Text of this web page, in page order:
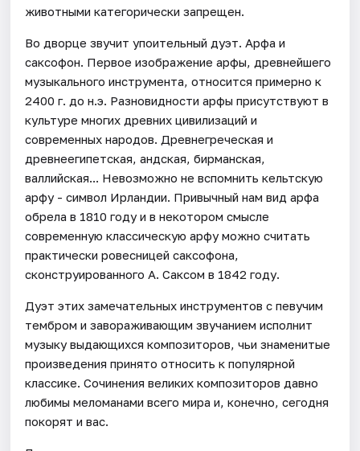
животными категорически запрещен.
Во дворце звучит упоительный дуэт. Арфа и
саксофон. Первое изображение арфы, древнейшего
музыкального инструмента, относится примерно к
2400 г. до н.э. Разновидности арфы присутствуют в
культуре многих древних цивилизаций и
современных народов. Древнегреческая и
древнеегипетская, андская, бирманская,
валлийская... Невозможно не вспомнить кельтскую
арфу - символ Ирландии. Привычный нам вид арфа
обрела в 1810 году и в некотором смысле
современную классическую арфу можно считать
практически ровесницей саксофона,
сконструированного А. Саксом в 1842 году.
Дуэт этих замечательных инструментов с певучим
тембром и завораживающим звучанием исполнит
музыку выдающихся композиторов, чьи знаменитые
произведения принято относить к популярной
классике. Сочинения великих композиторов давно
любимы меломанами всего мира и, конечно, сегодня
покорят и вас.